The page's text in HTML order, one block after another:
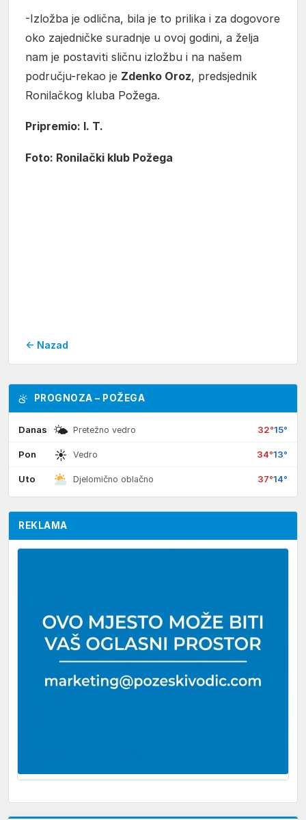
-Izložba je odlična, bila je to prilika i za dogovore
oko zajedničke suradnje u ovoj godini, a želja
nam je postaviti sličnu izložbu i na našem
području-rekao je Zdenko Oroz, predsjednik
Ronilačkog kluba Požega.
Pripremio: I. T.
Foto: Ronilački klub Požega
← Nazad
PROGNOZA – POŽEGA
Danas 🌤 Pretežno vedro 32°15°
Pon ☀ Vedro 34°13°
Uto Djelomično oblačno 37°14°
REKLAMA